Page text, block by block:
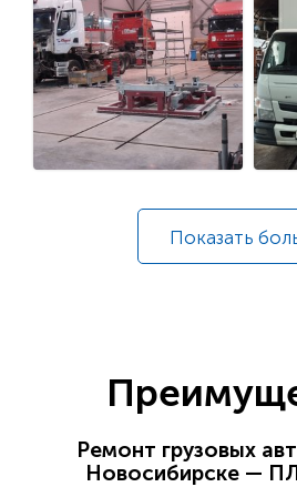
Показать
Ремонт грузовых
Новосибирске —